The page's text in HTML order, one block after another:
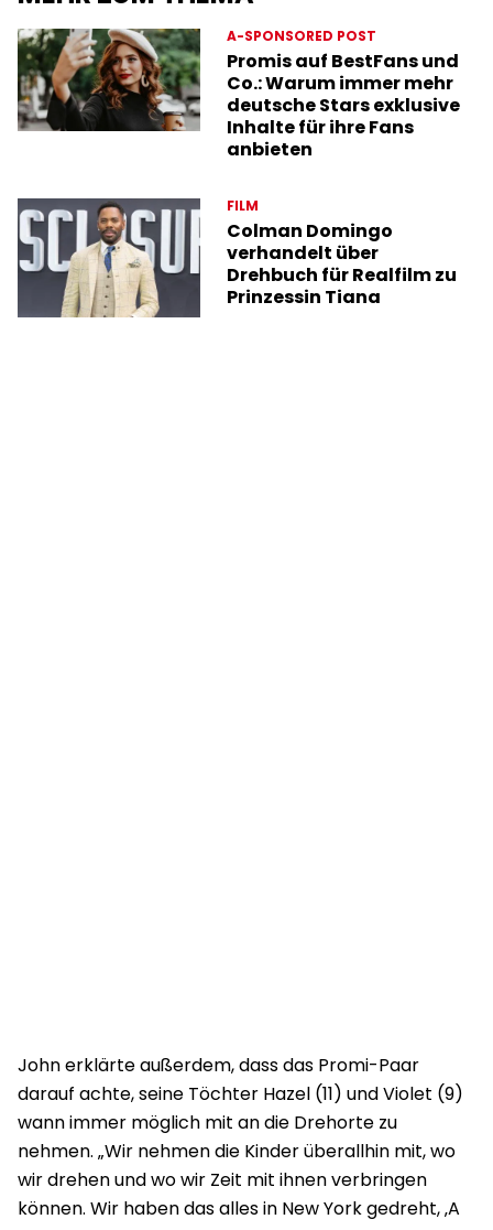
A-SPONSORED POST
Promis auf BestFans und
Co.: Warum immer mehr
deutsche Stars exklusive
Inhalte für ihre Fans
anbieten
FILM
Colman Domingo
verhandelt über
Drehbuch für Realfilm zu
Prinzessin Tiana
John erklärte außerdem, dass das Promi-Paar
darauf achte, seine Töchter Hazel (11) und Violet (9)
wann immer möglich mit an die Drehorte zu
nehmen. „Wir nehmen die Kinder überallhin mit, wo
wir drehen und wo wir Zeit mit ihnen verbringen
können. Wir haben das alles in New York gedreht, ‚A